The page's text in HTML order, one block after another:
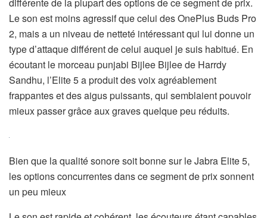
Le son est moins agressif que celui des OnePlus Buds Pro
2, mais a un niveau de netteté intéressant qui lui donne un
type d’attaque différent de celui auquel je suis habitué. En
écoutant le morceau punjabi Bijlee Bijlee de Harrdy
Sandhu, l’Elite 5 a produit des voix agréablement
frappantes et des aigus puissants, qui semblaient pouvoir
mieux passer grâce aux graves quelque peu réduits.
Bien que la qualité sonore soit bonne sur le Jabra Elite 5,
les options concurrentes dans ce segment de prix sonnent
un peu mieux